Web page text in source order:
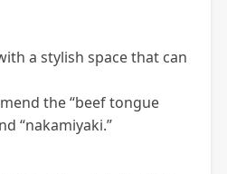
a stylish space that can
the “beef tongue
“nakamiyaki.”